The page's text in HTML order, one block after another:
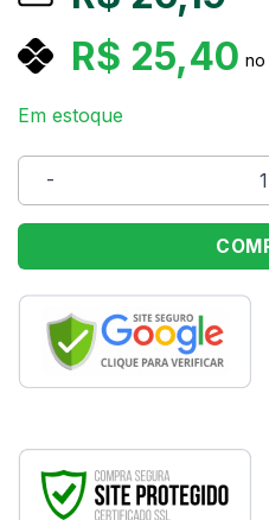
R$ 25,40 no
Em estoque
Caixa Retangular com